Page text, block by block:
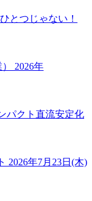
とつじゃない！
2026年
パクト直流安定化
2026年7月23日(木)